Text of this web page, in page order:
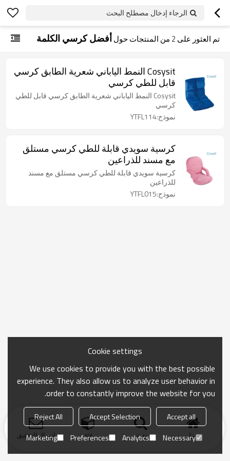
الرجاء إدخال مصطلح البحث
تم العثور على 2 من المنتجات حولأفضل كرسي الكلمة
Cosysit النمط الياباني شعرية الطابق كرسي
قابل للطي كرسي
Cosysit النمط الياباني شعرية الطابق كرسي قابل للطي
كرسي
نموذج:YTFL114
كرسية سويدي قابلة للطي كرسي مستلق
مع مسند للذراعين
كرسية سويدي قابلة للطي كرسي مستلق مع مسند
للذراعين
نموذج:YTFL015
منزل بحث فئة ارسال التحقيق
Cookie settings
We use cookies to provide you with the best possible
experience. They also allow us to analyze user behavior in
order to constantly improve the website for you.
Accept all
Accept Selection
Reject All
Necessary
Analytics
Preferences
Marketing